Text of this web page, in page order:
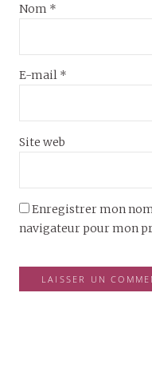
Nom *
E-mail *
Site web
Enregistrer mon
navigateur pour mon